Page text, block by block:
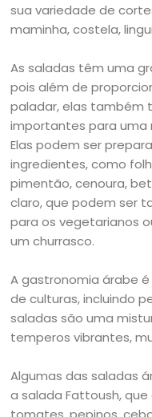
sua variedade de
maminha, costela,
As saladas têm uma
pois além de
paladar, elas também
importantes para uma
Elas podem ser
ingredientes, como
pimentão, cenoura,
claro, que podem ser
para os vegetarianos
um churrasco.
A gastronomia árabe
de culturas, incluindo
saladas são uma
temperos vibrantes,
Algumas das saladas
a salada Fattoush,